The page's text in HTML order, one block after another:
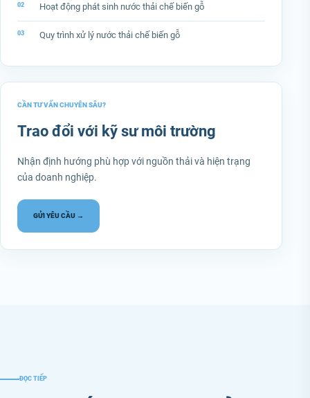
Hoạt động phát sinh nước thải chế biến gỗ
Quy trình xử lý nước thải chế biến gỗ
CẦN TƯ VẤN CHUYÊN SÂU?
Trao đổi với kỹ sư môi trường
Nhận định hướng phù hợp với nguồn thải và hiện trạng
của doanh nghiệp.
GỬI YÊU CẦU →
ĐỌC TIẾP